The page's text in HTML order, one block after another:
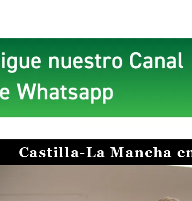
Castilla-La Mancha